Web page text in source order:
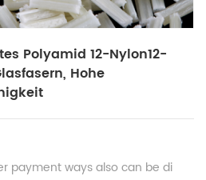
Polyamid 12-Nylon12-
Hohe
payment ways also can be di